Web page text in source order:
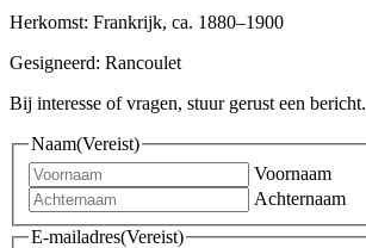
Herkomst: Frankrijk, ca. 1880–1900
Gesigneerd: Rancoulet
Bij interesse of vragen, stuur gerust een bericht.
Naam(Vereist)
Voornaam
Achternaam
E-mailadres(Vereist)